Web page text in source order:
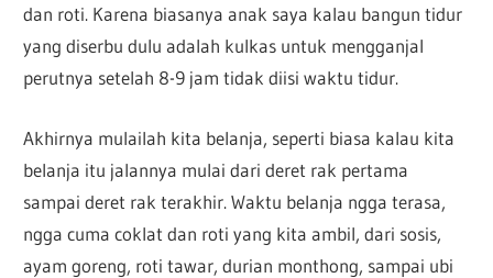
dan roti. Karena biasanya anak saya kalau bangun tidur
yang diserbu dulu adalah kulkas untuk mengganjal
perutnya setelah 8-9 jam tidak diisi waktu tidur.
Akhirnya mulailah kita belanja, seperti biasa kalau kita
belanja itu jalannya mulai dari deret rak pertama
sampai deret rak terakhir. Waktu belanja ngga terasa,
ngga cuma coklat dan roti yang kita ambil, dari sosis,
ayam goreng, roti tawar, durian monthong, sampai ubi